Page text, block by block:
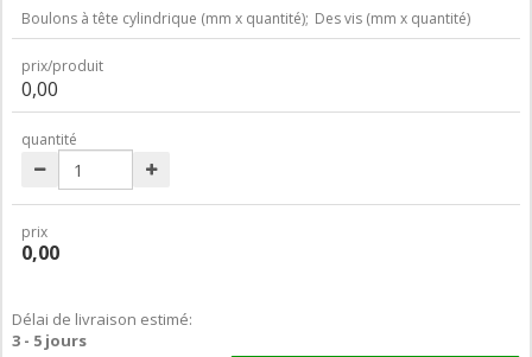
Boulons à tête cylindrique (mm x quantité); Des vis (mm x quantité)
prix/produit
0,00
quantité
prix
0,00
Délai de livraison estimé:
3 - 5 jours